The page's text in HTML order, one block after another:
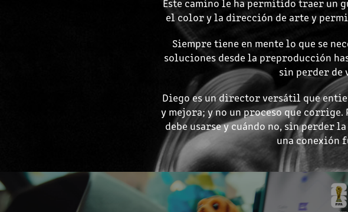
Este camino le ha permitido traer un
el color y la dirección de arte y
Siempre tiene en mente lo que se
soluciones desde la preproducción
sin perder
Diego es un director versátil que
y mejora; y no un proceso que
debe usarse y cuándo no, sin perder
una conexión